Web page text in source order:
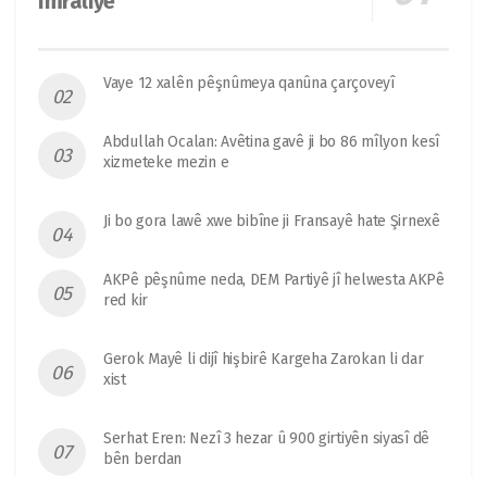
Vaye 12 xalên pêşnûmeya qanûna çarçoveyî
Abdullah Ocalan: Avêtina gavê ji bo 86 mîlyon kesî
xizmeteke mezin e
Ji bo gora lawê xwe bibîne ji Fransayê hate Şirnexê
AKPê pêşnûme neda, DEM Partiyê jî helwesta AKPê
red kir
Gerok Mayê li dijî hişbirê Kargeha Zarokan li dar
xist
Serhat Eren: Nezî 3 hezar û 900 girtiyên siyasî dê
bên berdan